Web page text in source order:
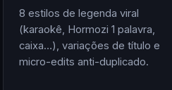
8 estilos de legenda viral
(karaokê, Hormozi 1 palavra,
caixa…), variações de título e
micro-edits anti-duplicado.